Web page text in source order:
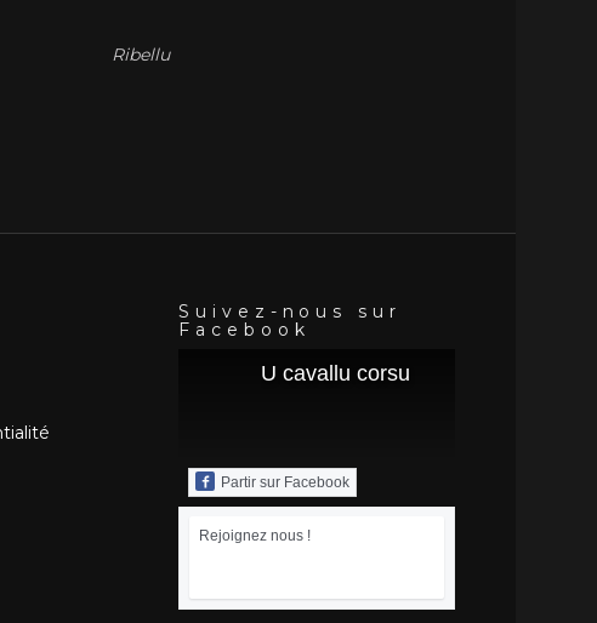
Ribellu
Suivez-nous sur
Facebook
U cavallu corsu
Partir sur Facebook
Rejoignez nous !